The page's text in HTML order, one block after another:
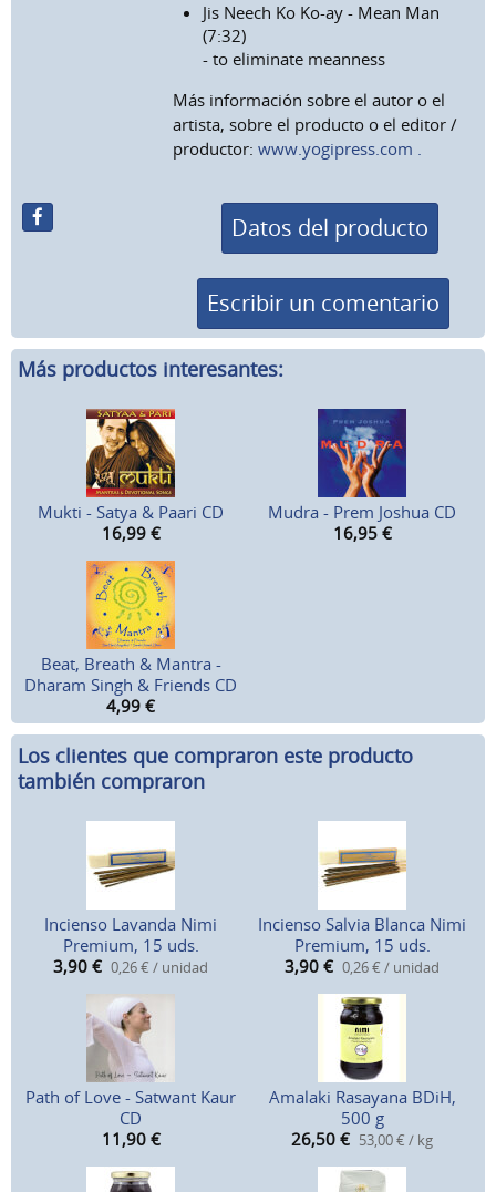
Jis Neech Ko Ko-ay - Mean Man
(7:32)
- to eliminate meanness
Más información sobre el autor o el
artista, sobre el producto o el editor /
productor:www.yogipress.com .
Datos del producto
Escribir un comentario
Más productos interesantes:
Mukti - Satya & Paari CD
16,99 €
Mudra - Prem Joshua CD
16,95 €
Beat, Breath & Mantra -
Dharam Singh & Friends CD
4,99 €
Los clientes que compraron este producto
también compraron
Incienso Lavanda Nimi
Premium, 15 uds.
3,90 € 0,26 € / unidad
Incienso Salvia Blanca Nimi
Premium, 15 uds.
3,90 € 0,26 € / unidad
Path of Love - Satwant Kaur
CD
11,90 €
Amalaki Rasayana BDiH,
500 g
26,50 € 53,00 € / kg